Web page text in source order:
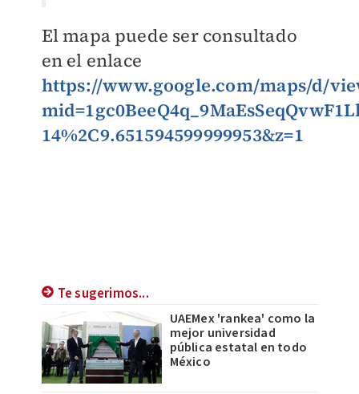
El mapa puede ser consultado
en el enlace
https://www.google.com/maps/d/
14%2C9.651594599999953&z=1
Te sugerimos...
UAEMex 'rankea' como la
mejor universidad
pública estatal en todo
México